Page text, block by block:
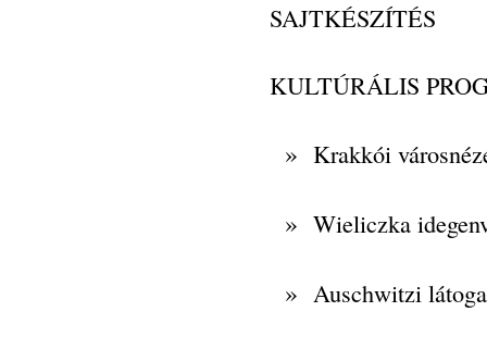
SAJTKÉSZÍTÉS
KULTÚRÁLIS
» Krakkói
» Wieliczka
» Auschwitzi